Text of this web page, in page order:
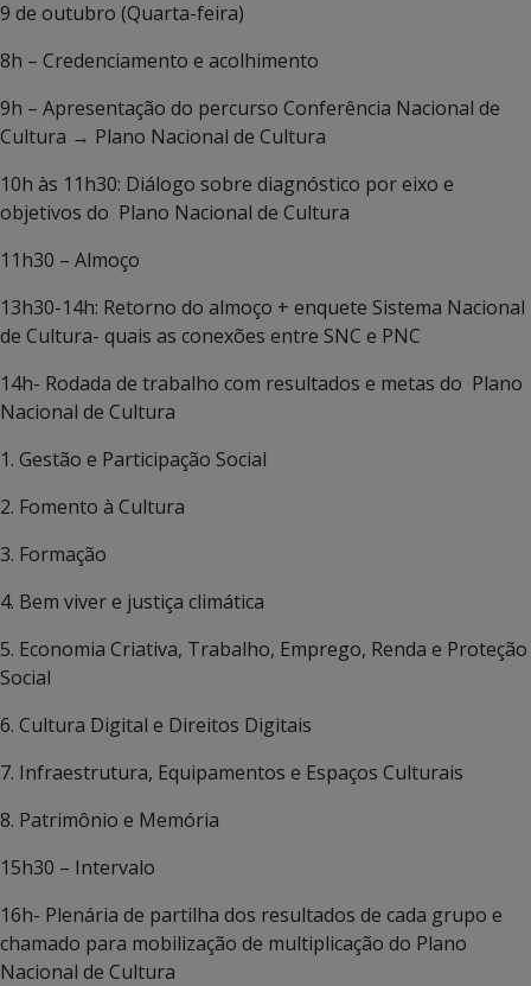
9 de outubro (Quarta-feira)
8h – Credenciamento e acolhimento
9h – Apresentação do percurso Conferência Nacional de
Cultura → Plano Nacional de Cultura
10h às 11h30: Diálogo sobre diagnóstico por eixo e
objetivos do Plano Nacional de Cultura
11h30 – Almoço
13h30-14h: Retorno do almoço + enquete Sistema Nacional
de Cultura- quais as conexões entre SNC e PNC
14h- Rodada de trabalho com resultados e metas do Plano
Nacional de Cultura
1. Gestão e Participação Social
2. Fomento à Cultura
3. Formação
4. Bem viver e justiça climática
5. Economia Criativa, Trabalho, Emprego, Renda e Proteção
Social
6. Cultura Digital e Direitos Digitais
7. Infraestrutura, Equipamentos e Espaços Culturais
8. Patrimônio e Memória
15h30 – Intervalo
16h- Plenária de partilha dos resultados de cada grupo e
chamado para mobilização de multiplicação do Plano
Nacional de Cultura